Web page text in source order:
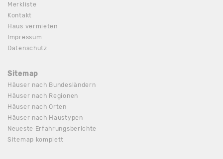
Merkliste
Kontakt
Haus vermieten
Impressum
Datenschutz
Sitemap
Häuser nach Bundesländern
Häuser nach Regionen
Häuser nach Orten
Häuser nach Haustypen
Neueste Erfahrungsberichte
Sitemap komplett